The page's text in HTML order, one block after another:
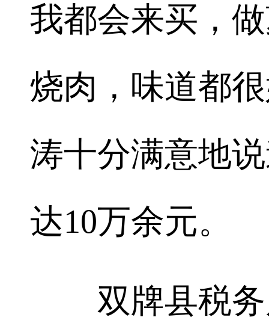
我都会来买，
烧肉，味道都
涛十分满意地
达10万余元。
双牌县税务